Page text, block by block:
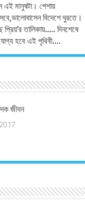
এই মানুষটা। পেশায়
বিদেশে ঘুরতে।
তালিকায়..... দিনশেষে
হবে এই পৃথিবী....
জীবন